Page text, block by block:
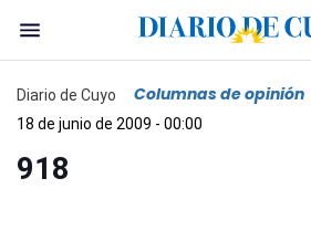
Diario de Cuyo Columnas de opinión
18 de junio de 2009 - 00:00
918